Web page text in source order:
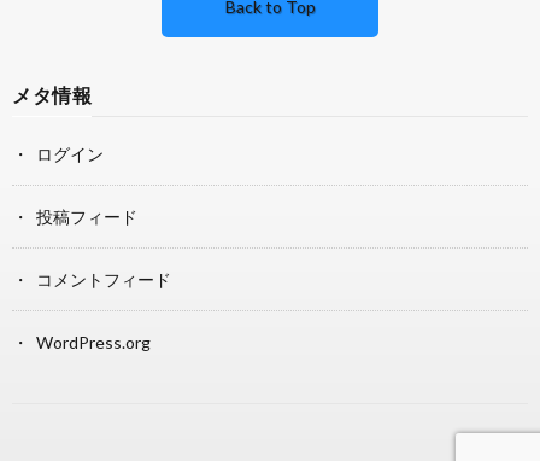
Back to Top
メタ情報
ログイン
投稿フィード
コメントフィード
WordPress.org